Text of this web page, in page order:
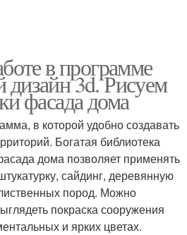
в программе
3d. Рисуем
фасада дома
в которой удобно создавать
Богатая библиотека
дома позволяет применять
сайдинг, деревянную
пород. Можно
покраска сооружения
и ярких цветах.